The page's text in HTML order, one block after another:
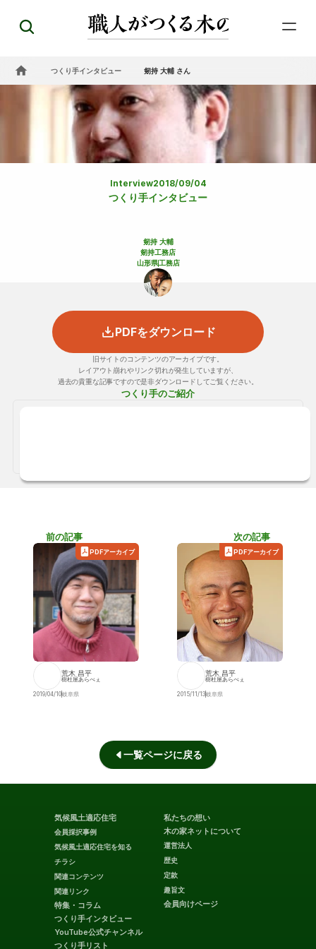
つくり手インタビュー 剱持 大輔 さん
つくり手インタビュー
Interview2018/09/04
剱持 大輔
剱持工務店
山形県工務店
PDFをダウンロード
旧サイトのコンテンツのアーカイブです。
レイアウト崩れやリンク切れが発生していますが、
過去の貴重な記事ですので是非ダウンロードしてご覧ください。
つくり手のご紹介
前の記事
PDFアーカイブ
荒木 昌平
樹杜屋あらべぇ
2019/04/10岐阜県
次の記事
PDFアーカイブ
荒木 昌平
樹杜屋あらべぇ
2015/11/13岐阜県
一覧ページに戻る
特集・コラム
つくり手インタビュー
YouTube公式チャンネル
つくり手リスト
気候風土適応住宅
会員採択事例
気候風土適応住宅を知る
チラシ
関連コンテンツ
関連リンク
私たちの想い
木の家ネットについて
運営法人
歴史
定款
趣旨文
会員向けページ